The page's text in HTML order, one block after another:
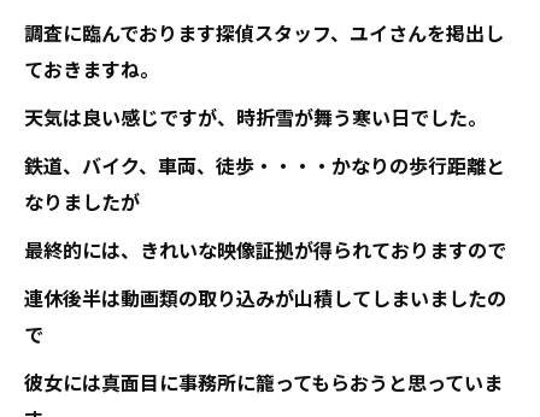
調査に臨んでおります探偵スタッフ、ユイさんを掲出し
ておきますね。
天気は良い感じですが、時折雪が舞う寒い日でした。
鉄道、バイク、車両、徒歩・・・・かなりの歩行距離と
なりましたが
最終的には、きれいな映像証拠が得られておりますので
連休後半は動画類の取り込みが山積してしまいましたの
で
彼女には真面目に事務所に籠ってもらおうと思っていま